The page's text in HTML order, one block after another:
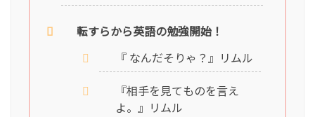
転すらから英語の勉強開始！
『 なんだそりゃ？』リムル
『相手を見てものを言え
よ。』リムル